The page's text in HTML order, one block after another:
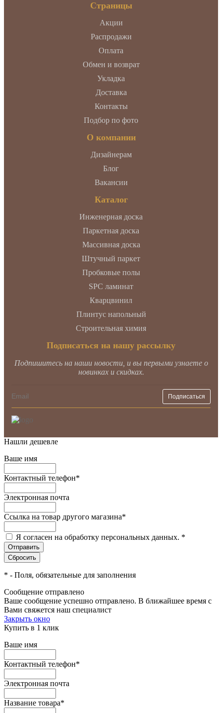
Страницы
Акции
Распродажи
Оплата
Обмен и возврат
Укладка
Доставка
Контакты
Подбор по фото
О компании
Дизайнерам
Блог
Вакансии
Каталог
Инженерная доска
Паркетная доска
Массивная доска
Штучный паркет
Пробковые полы
SPC ламинат
Кварцвинил
Плинтус напольный
Строительная химия
Подписаться на нашу рассылку
Подпишитесь на наши новости, и вы первыми узнаете о
новинках и скидках.
Нашли дешевле
Ваше имя
Контактный телефон*
Электронная почта
Ссылка на товар другого магазина*
Я согласен на обработку персональных данных. *
* - Поля, обязательные для заполнения
Сообщение отправлено
Ваше сообщение успешно отправлено. В ближайшее время с
Вами свяжется наш специалист
Закрыть окно
Купить в 1 клик
Ваше имя
Контактный телефон*
Электронная почта
Название товара*